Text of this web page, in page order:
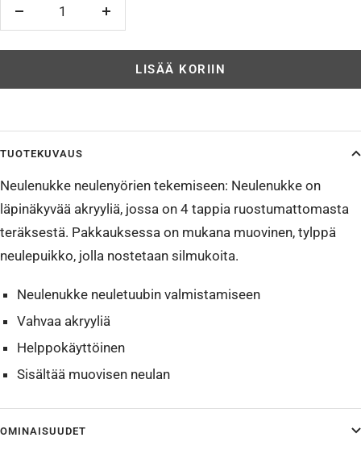
Vähennä
LISÄÄ KORIIN
TUOTEKUVAUS
Neulenukke neulenyörien tekemiseen: Neulenukke on
läpinäkyvää akryyliä, jossa on 4 tappia ruostumattomasta
teräksestä. Pakkauksessa on mukana muovinen, tylppä
neulepuikko, jolla nostetaan silmukoita.
Neulenukke neuletuubin valmistamiseen
Vahvaa akryyliä
Helppokäyttöinen
Sisältää muovisen neulan
OMINAISUUDET